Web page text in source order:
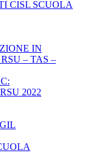
CISL SCUOLA
IN
– TAS –
2022